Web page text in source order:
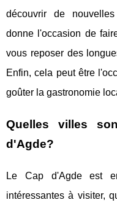
découvrir de
donne l'occasion de
vous reposer des
Enfin, cela peut être
goûter la gastronomie
Quelles villes
d'Agde?
Le Cap d'Agde est
intéressantes à visiter,